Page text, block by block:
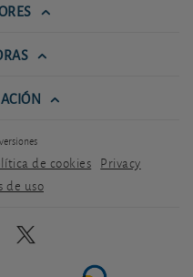
de cookies Privacy
de uso